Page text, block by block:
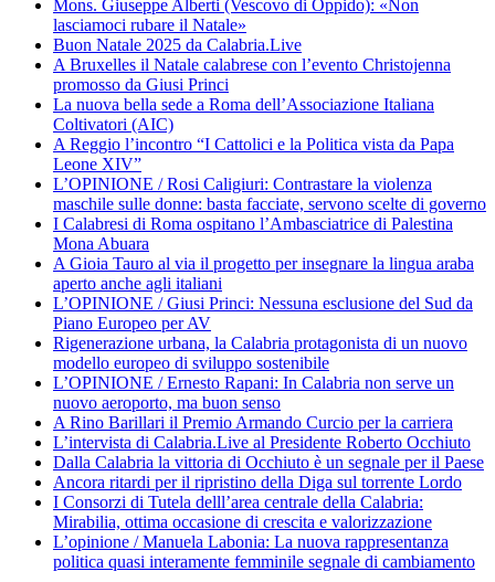
Mons. Giuseppe Alberti (Vescovo di Oppido): «Non
lasciamoci rubare il Natale»
Buon Natale 2025 da Calabria.Live
A Bruxelles il Natale calabrese con l’evento Christojenna
promosso da Giusi Princi
La nuova bella sede a Roma dell’Associazione Italiana
Coltivatori (AIC)
A Reggio l’incontro “I Cattolici e la Politica vista da Papa
Leone XIV”
L’OPINIONE / Rosi Caligiuri: Contrastare la violenza
maschile sulle donne: basta facciate, servono scelte di governo
I Calabresi di Roma ospitano l’Ambasciatrice di Palestina
Mona Abuara
A Gioia Tauro al via il progetto per insegnare la lingua araba
aperto anche agli italiani
L’OPINIONE / Giusi Princi: Nessuna esclusione del Sud da
Piano Europeo per AV
Rigenerazione urbana, la Calabria protagonista di un nuovo
modello europeo di sviluppo sostenibile
L’OPINIONE / Ernesto Rapani: In Calabria non serve un
nuovo aeroporto, ma buon senso
A Rino Barillari il Premio Armando Curcio per la carriera
L’intervista di Calabria.Live al Presidente Roberto Occhiuto
Dalla Calabria la vittoria di Occhiuto è un segnale per il Paese
Ancora ritardi per il ripristino della Diga sul torrente Lordo
I Consorzi di Tutela delll’area centrale della Calabria:
Mirabilia, ottima occasione di crescita e valorizzazione
L’opinione / Manuela Labonia: La nuova rappresentanza
politica quasi interamente femminile segnale di cambiamento